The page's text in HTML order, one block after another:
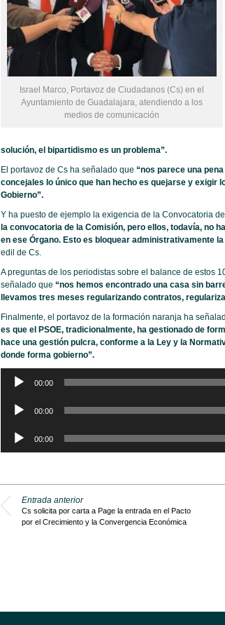
Israel Marco, Portavoz de Ciudadanos (Cs) en el
Ayuntamiento de Guadalajara, atendiendo a los
medios de comunicación
solución, el bipartidismo es un problema”.
El portavoz de Cs ha señalado que “nos parece una
concejales lo único que han hecho es quejarse y exigir
Gobierno”.
Y ha puesto de ejemplo la exigencia de la Convocatoria
la convocatoria de la Comisión, pero ellos, todavía, no
en ese Órgano. Esto es bloquear administrativamente
edil de Cs.
A preguntas de los periodistas sobre el balance de estos
señalado que “nos hemos encontrado una casa sin
llevamos tres meses regularizando contratos,
Finalmente, el portavoz de la formación naranja ha
es que el PSOE, tradicionalmente, ha gestionado de
hace una gestión pulcra, conforme a la Ley y la
donde forma gobierno”.
Reproductor
00:00
Reproductor
00:00
Reproductor
audio
00:00
Entrada anterior
Cs solicita por carta a Page la entrada en el Pacto
por el Crecimiento y la Convergencia Económica